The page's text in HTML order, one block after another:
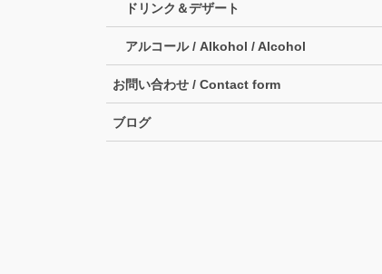
ドリンク＆デザート
アルコール / Alkohol / Alcohol
お問い合わせ / Contact form
ブログ